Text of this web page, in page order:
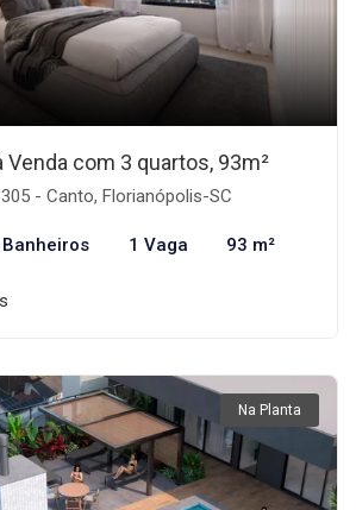
Venda com 3 quartos, 93m²
- Canto, Florianópolis-SC
Banheiros 1 Vaga 93 m²
Na Planta